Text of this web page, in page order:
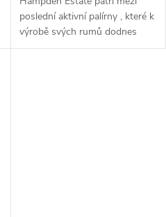
poslední aktivní palírny , které k
výrobě svých rumů dodnes
používají diskontinuální